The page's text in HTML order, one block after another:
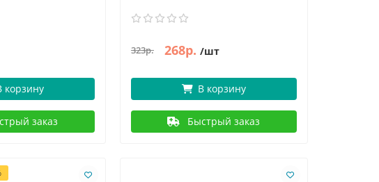
корзину
заказ
323р. 268р. /шт
В корзину
Быстрый заказ